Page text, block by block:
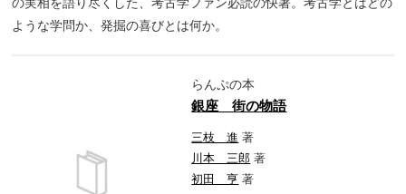
ような学問か、発掘の喜びとは何か。
らんぷの本
銀座 街の物語
三枝 進 著
川本 三郎 著
初田 亨 著